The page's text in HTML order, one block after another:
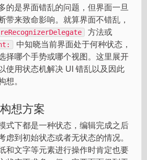
的是界面错乱的问题，但界面一旦
带来致命影响。就算界面不错乱，
方法或
中知晓当前界面处于何种状态，
择哪个手势或哪个视图。这里展开
使用状态机解决 UI 错乱以及因此
。
想方案
式下都是一种状态，编辑完成之后
虑到初始状态或者无状态的情况。
和文字等元素进行操作时肯定也要